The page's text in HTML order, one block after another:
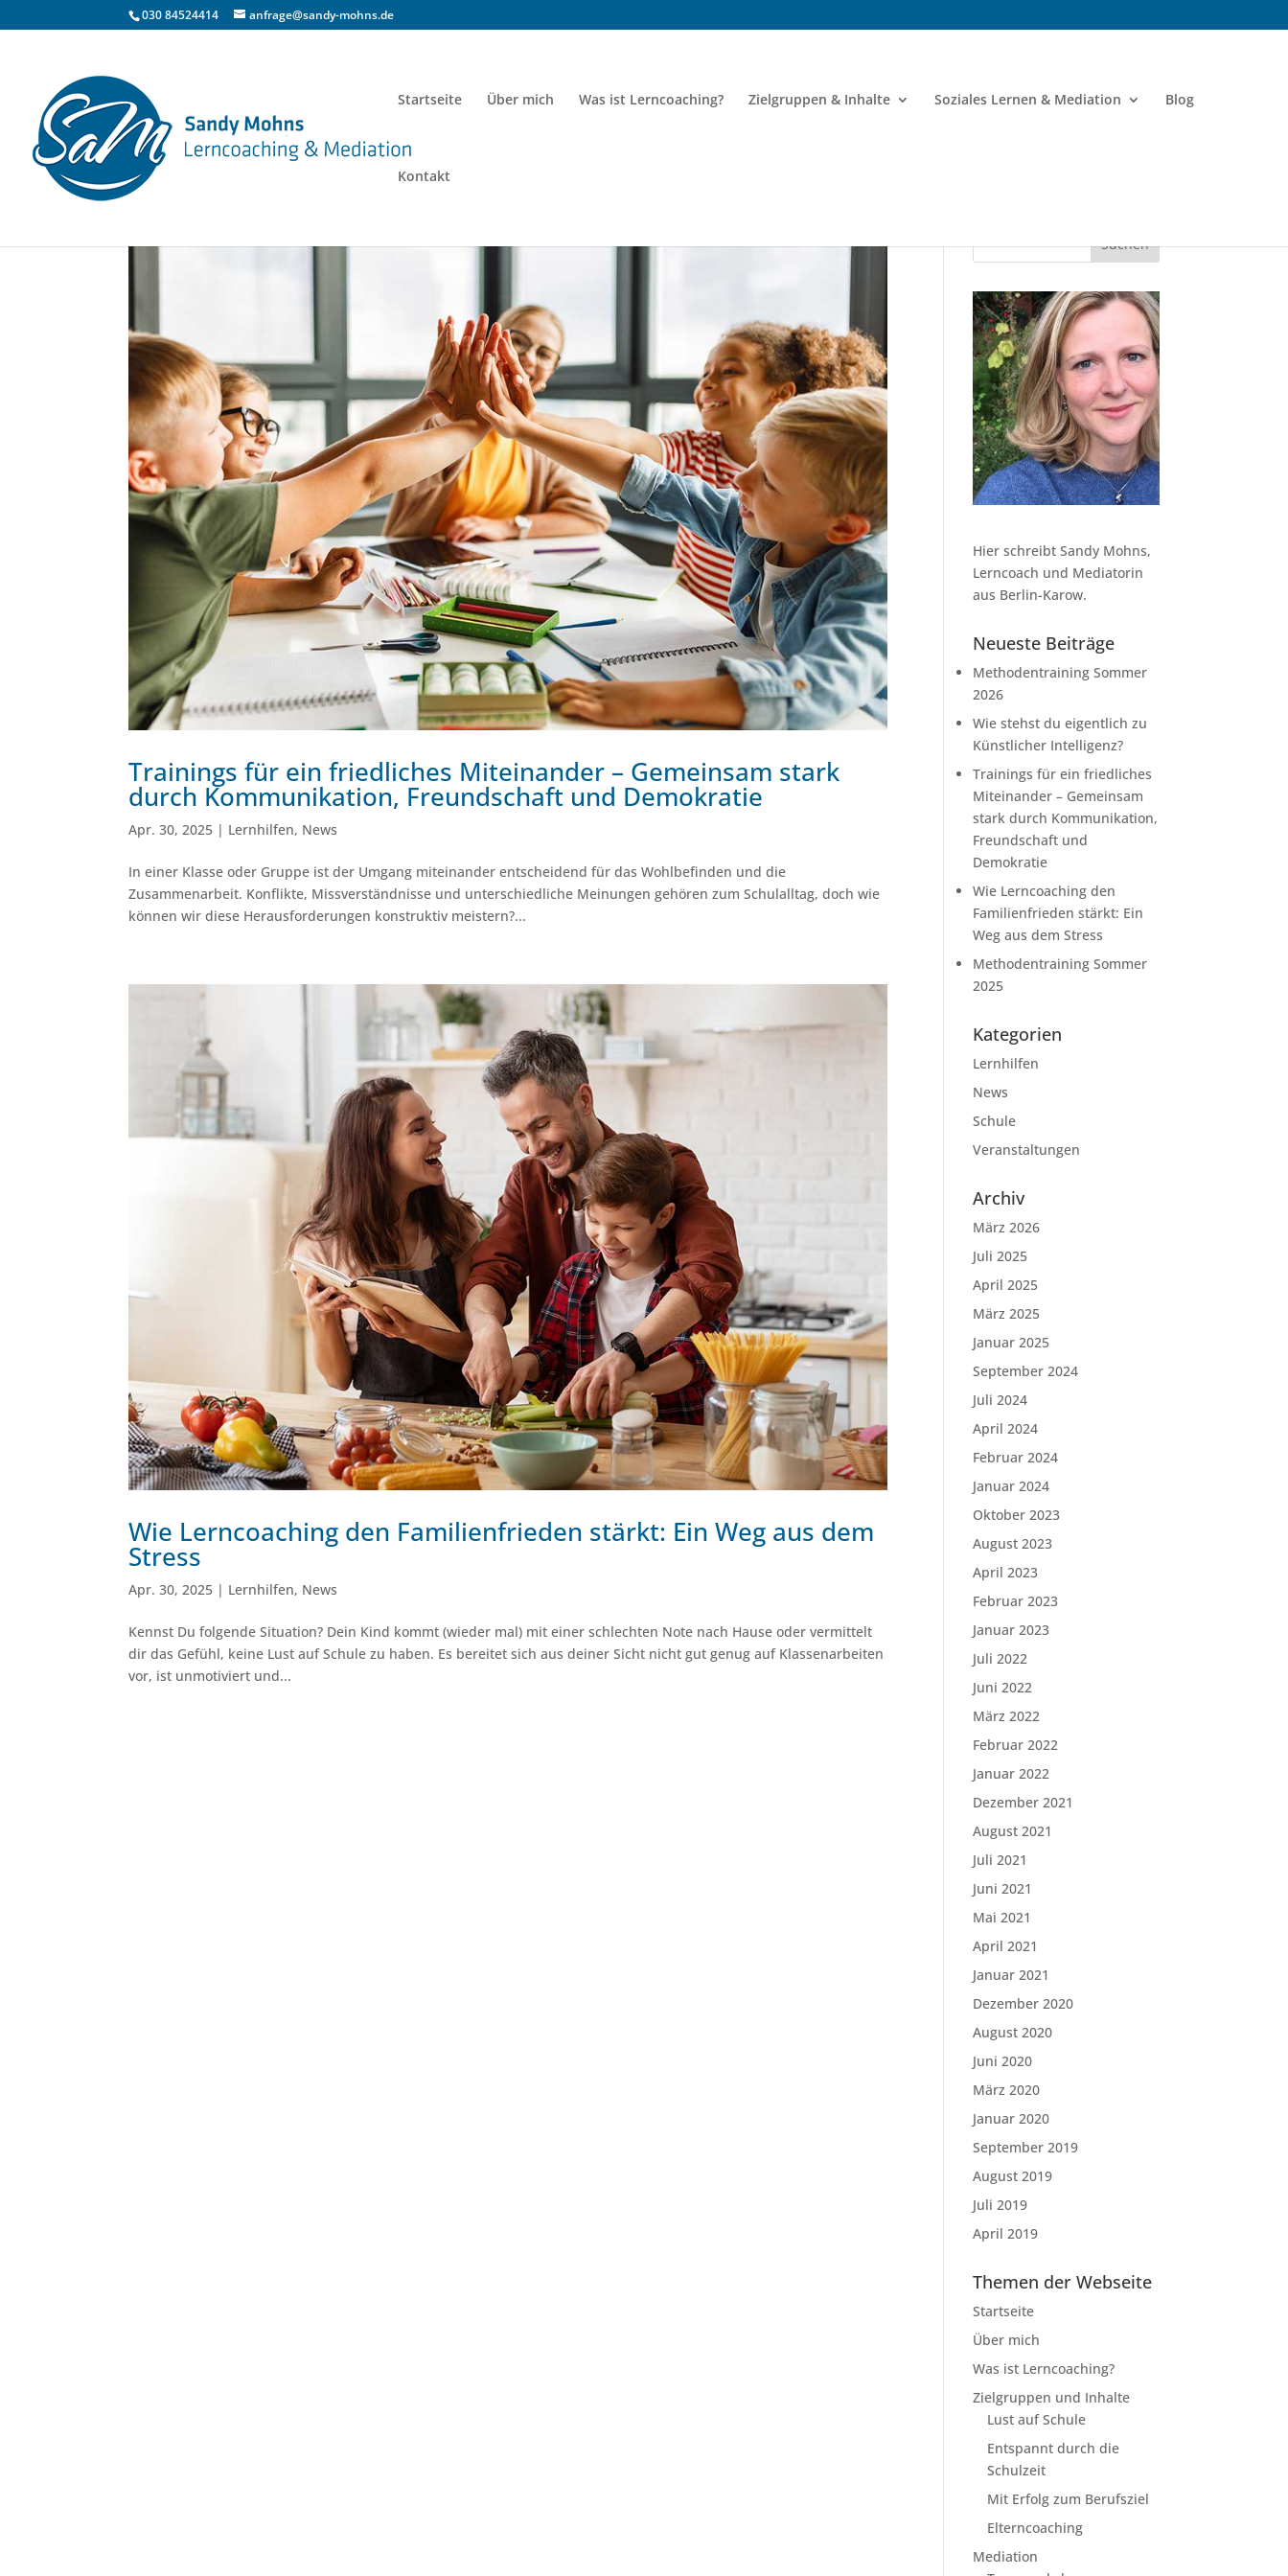
030 84524414 anfrage@sandy-mohns.de
Startseite Über mich Was ist Lerncoaching? Zielgruppen & Inhalte Soziales Lernen & Mediation Blog
Kontakt
Trainings für ein friedliches Miteinander – Gemeinsam stark
durch Kommunikation, Freundschaft und Demokratie
Apr. 30, 2025 | Lernhilfen, News
In einer Klasse oder Gruppe ist der Umgang miteinander entscheidend für das Wohlbefinden und die
Zusammenarbeit. Konflikte, Missverständnisse und unterschiedliche Meinungen gehören zum Schulalltag, doch wie
können wir diese Herausforderungen konstruktiv meistern?...
Wie Lerncoaching den Familienfrieden stärkt: Ein Weg aus dem
Stress
Apr. 30, 2025 | Lernhilfen, News
Kennst Du folgende Situation? Dein Kind kommt (wieder mal) mit einer schlechten Note nach Hause oder vermittelt
dir das Gefühl, keine Lust auf Schule zu haben. Es bereitet sich aus deiner Sicht nicht gut genug auf Klassenarbeiten
vor, ist unmotiviert und...
Hier schreibt Sandy Mohns,
Lerncoach und Mediatorin
aus Berlin-Karow.
Neueste Beiträge
Methodentraining Sommer
2026
Wie stehst du eigentlich zu
Künstlicher Intelligenz?
Trainings für ein friedliches
Miteinander – Gemeinsam
stark durch Kommunikation,
Freundschaft und
Demokratie
Wie Lerncoaching den
Familienfrieden stärkt: Ein
Weg aus dem Stress
Methodentraining Sommer
2025
Kategorien
Lernhilfen
News
Schule
Veranstaltungen
Archiv
März 2026
Juli 2025
April 2025
März 2025
Januar 2025
September 2024
Juli 2024
April 2024
Februar 2024
Januar 2024
Oktober 2023
August 2023
April 2023
Februar 2023
Januar 2023
Juli 2022
Juni 2022
März 2022
Februar 2022
Januar 2022
Dezember 2021
August 2021
Juli 2021
Juni 2021
Mai 2021
April 2021
Januar 2021
Dezember 2020
August 2020
Juni 2020
März 2020
Januar 2020
September 2019
August 2019
Juli 2019
April 2019
Themen der Webseite
Startseite
Über mich
Was ist Lerncoaching?
Zielgruppen und Inhalte
Lust auf Schule
Entspannt durch die
Schulzeit
Mit Erfolg zum Berufsziel
Elterncoaching
Mediation